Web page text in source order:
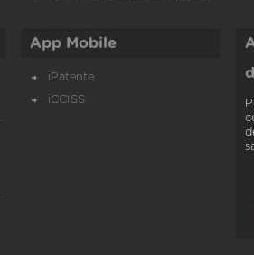
App Mobile
iPatente
iCCISS